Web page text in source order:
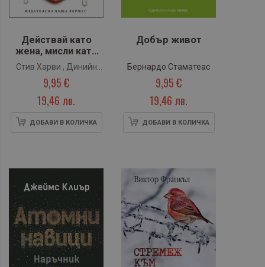
Действай като
жена, мисли като
Стив Харви , Динийн
Милнър
9,95 €
19,46 лв.
ДОБАВИ В КОЛИЧКА
Добър живот
Бернардо Стаматеас
9,95 €
19,46 лв.
ДОБАВИ В КОЛИЧКА